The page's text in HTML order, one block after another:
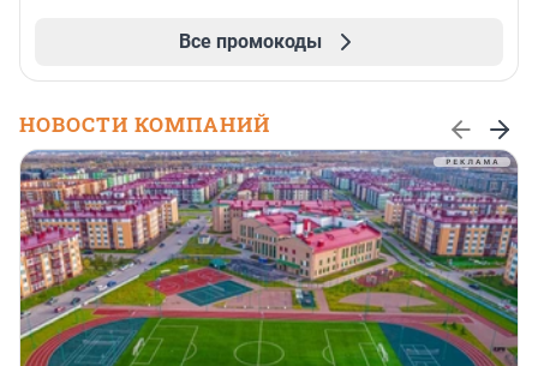
Все промокоды
НОВОСТИ КОМПАНИЙ